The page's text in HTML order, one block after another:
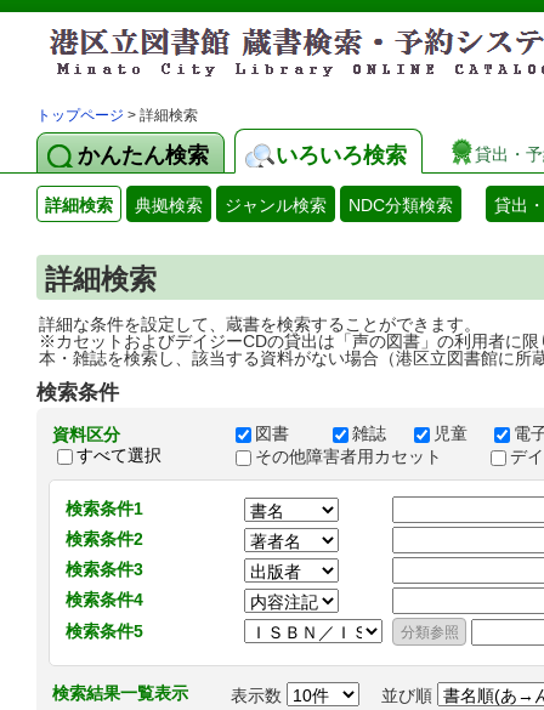
トップページ > 詳細検索
かんたん検索 いろいろ検索 貸出・
詳細検索 典拠検索 ジャンル検索 NDC分類検索 貸出
詳細検索
詳細な条件を設定して、蔵書を検索することができます。
※カセットおよびデイジーCDの貸出は「声の図書」の利用者に限
本・雑誌を検索し、該当する資料がない場合（港区立図書館に所
検索条件
資料区分
すべて選択
図書 雑誌 児童
電
その他障害者用カセット
デ
検索条件1
検索条件2
検索条件3
検索条件4
検索条件5
検索結果一覧表示 表示数 並び順